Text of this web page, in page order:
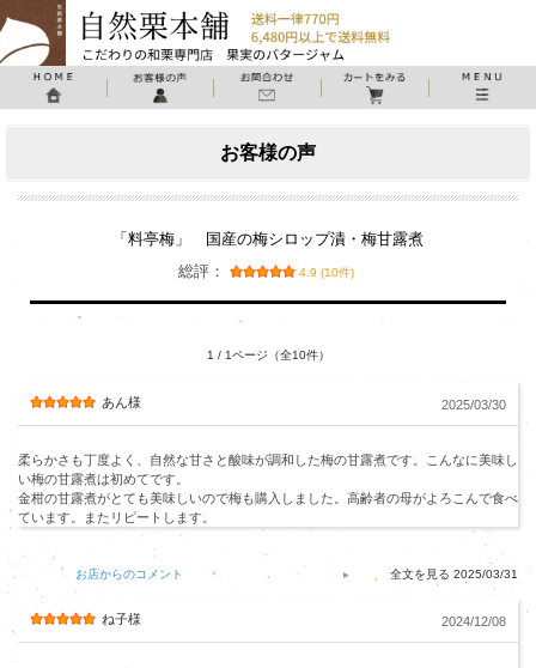
お客様の声
「料亭梅」 国産の梅シロップ漬・梅甘露煮
総評：
4.9 (10件)
1 / 1ページ（全10件）
あん様 2025/03/30
柔らかさも丁度よく、自然な甘さと酸味が調和した梅の甘露煮です。こんなに美味し
い梅の甘露煮は初めてです。
金柑の甘露煮がとても美味しいので梅も購入しました。高齢者の母がよろこんで食べ
ています。またリピートします。
お店からのコメント 2025/03/31
ね子様 2024/12/08